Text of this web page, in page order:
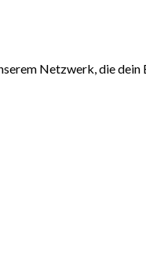
Netzwerk, die